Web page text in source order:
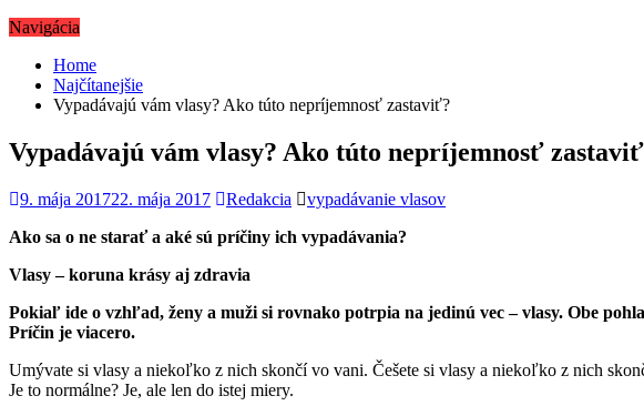
Navigácia
Home
Najčítanejšie
Vypadávajú vám vlasy? Ako túto nepríjemnosť zastaviť?
Vypadávajú vám vlasy? Ako túto nepríjemnosť
9. mája 201722. mája 2017 Redakcia
vypadávanie vlasov
Ako sa o ne starať a aké sú príčiny ich vypadávania?
Vlasy – koruna krásy aj zdravia
Pokiaľ ide o vzhľad, ženy a muži si rovnako potrpia na jedinú vec – vlasy. Obe
Príčin je viacero.
Umývate si vlasy a niekoľko z nich skončí vo vani. Češete si vlasy a niekoľko z nich
Je to normálne? Je, ale len do istej miery.